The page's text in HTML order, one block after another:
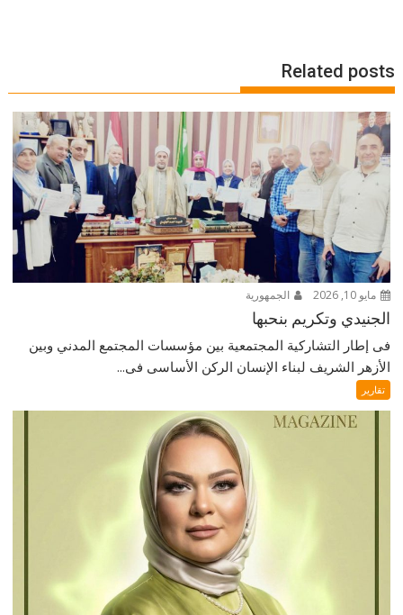
Related posts
مايو 10, 2026 الجمهورية
الجنيدي وتكريم بنحبها
فى إطار التشاركية المجتمعية بين مؤسسات المجتمع المدني وبين
الأزهر الشريف لبناء الإنسان الركن الأساسى فى...
تقارير